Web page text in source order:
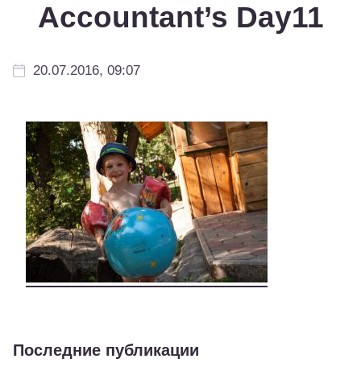
Accountant’s Day11
20.07.2016, 09:07
Последние публикации